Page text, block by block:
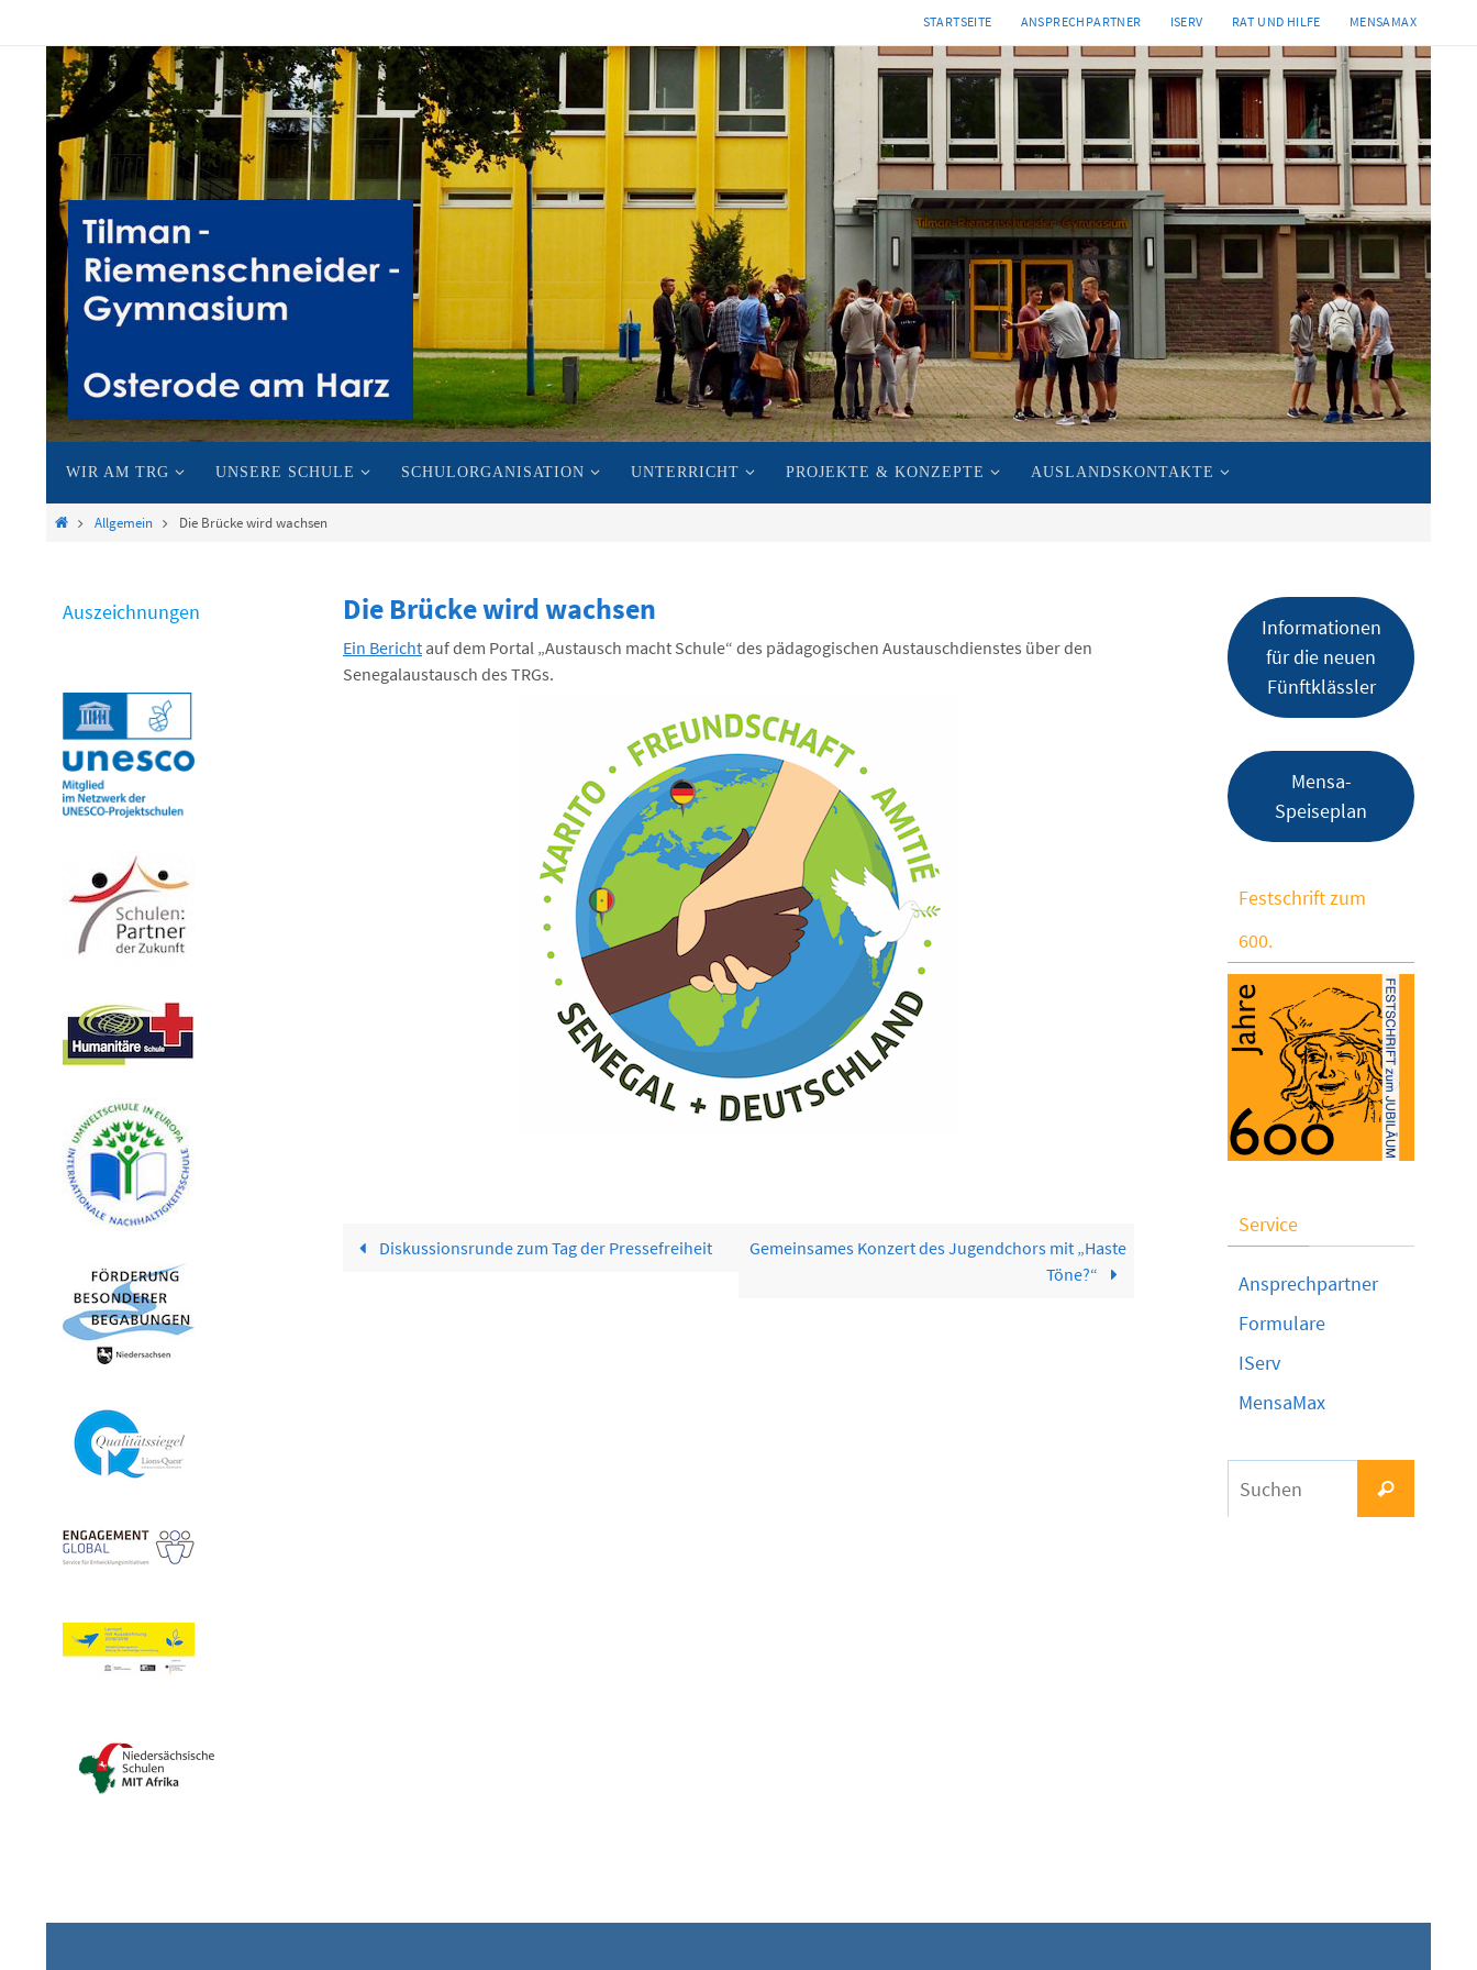
springen
STARTSEITE ANSPRECHPARTNER ISERV RAT UND HILFE MENSAMAX
Inhalt
WIR AM TRG UNSERE SCHULE SCHULORGANISATION UNTERRICHT PROJEKTE & KONZEPTE AUSLANDSKONTAKTE
StartAllgemein Die Brücke wird wachsen
Die Brücke wird wachsen
Ein Bericht auf dem Portal „Austausch macht Schule“ des pädagogischen Austauschdienstes über den
Senegalaustausch des TRGs.
Diskussionsrunde zum Tag der Pressefreiheit
Gemeinsames Konzert des Jugendchors mit „Haste
Töne?“
Auszeichnungen
Informationen
für die neuen
Fünftklässler
Mensa-
Speiseplan
Festschrift zum
600.
Service
Ansprechpartner
Formulare
IServ
MensaMax
Suchen